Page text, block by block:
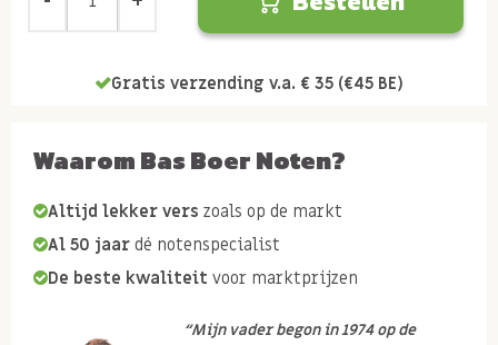
Gratis verzending v.a. € 35 (€45 BE)
Waarom Bas Boer Noten?
Altijd lekker vers zoals op de markt
Al 50 jaar dé notenspecialist
De beste kwaliteit voor marktprijzen
“Mijn vader begon in 1974 op de